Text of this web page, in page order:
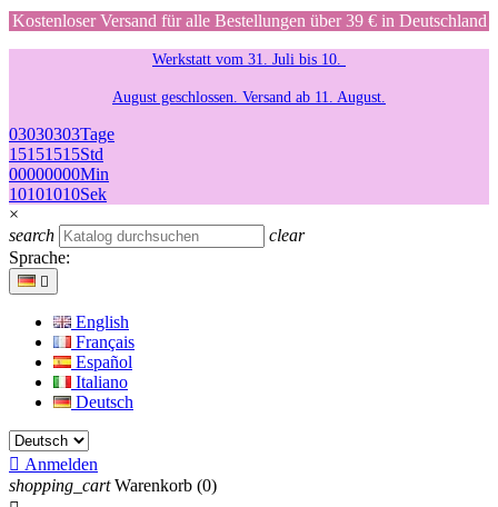
Kostenloser Versand für alle Bestellungen über 39 € in Deutschland
Werkstatt vom 31. Juli bis 10.
August geschlossen. Versand ab 11. August.
03030303Tage
15151515Std
00000000Min
10101010Sek
×
search
clear
Sprache:

English
Français
Español
Italiano
Deutsch
 Anmelden
shopping_cart Warenkorb (0)